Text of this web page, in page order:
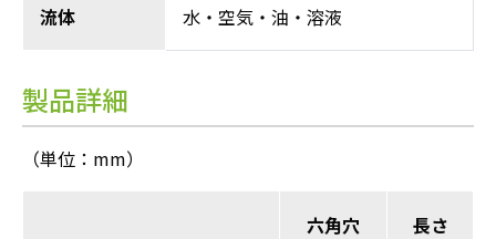
流体 水・空気・油・溶液
製品詳細
（単位：mm）
六角穴 長さ